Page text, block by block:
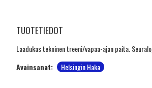
TUOTETIEDOT
Laadukas tekninen treeni/vapaa-ajan paita.
Avainsanat:
Helsingin Haka